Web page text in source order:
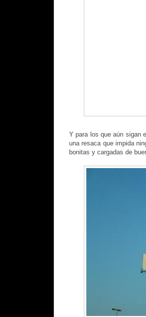
Y para los que aún sigan
una resaca que impida
bonitas y cargadas de